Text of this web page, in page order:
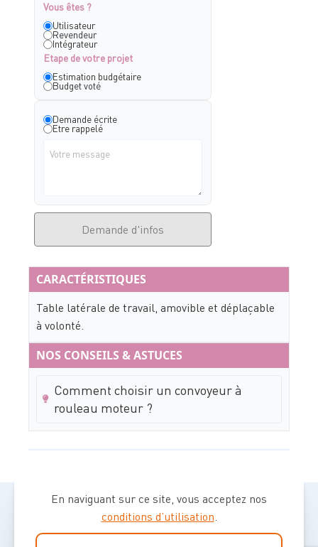
En naviguant sur ce site, vous acceptez nos
conditions d’utilisation.
Vous êtes ?
Utilisateur
Revendeur
Intégrateur
Etape de votre projet
Estimation budgétaire
Budget voté
Demande écrite
Etre rappelé
Demande d'infos
CARACTÉRISTIQUES
Table latérale de travail, amovible et déplaçable
à volonté.
NOS CONSEILS & ASTUCES
Comment choisir un convoyeur à
rouleau moteur ?